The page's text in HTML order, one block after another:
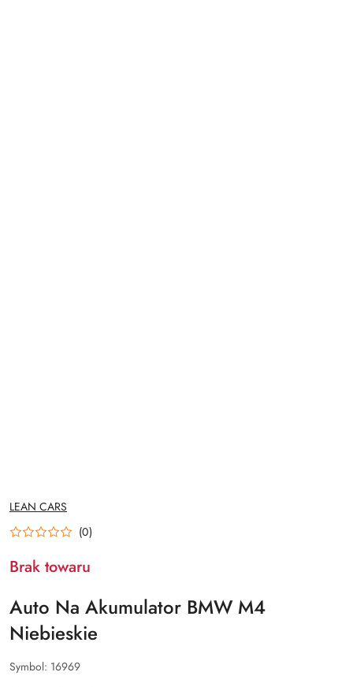
NAZWA
PRODUCENTA:
LEAN CARS
(0)
Brak towaru
Auto Na Akumulator BMW M4
Niebieskie
Symbol: 16969